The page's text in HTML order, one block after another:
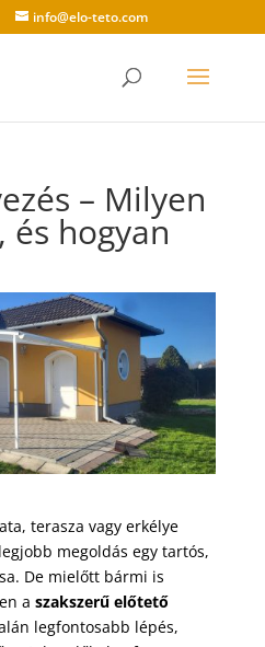
info@elo-teto.com
– Milyen
hogyan
terasza vagy erkélye
megoldás egy tartós,
De mielőtt bármi is
a szakszerű előtető
legfontosabb lépés,